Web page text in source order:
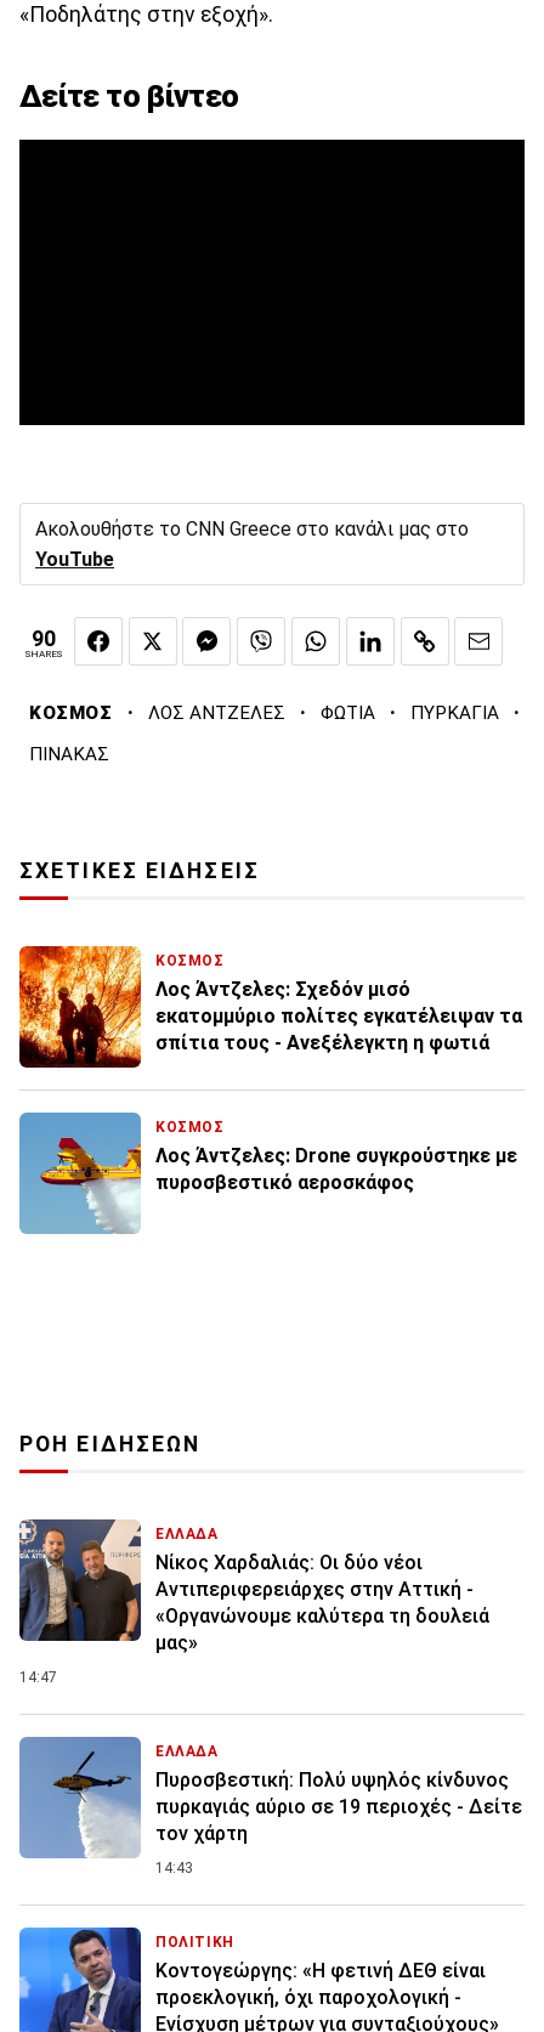
«Ποδηλάτης στην εξοχή».
Δείτε το βίντεο
Ακολουθήστε το CNN Greece στο κανάλι μας στο
YouTube
90
SHARES
ΚΟΣΜΟΣ · ΛΟΣ ΑΝΤΖΕΛΕΣ · ΦΩΤΙΑ · ΠΥΡΚΑΓΙΑ ·
ΠΙΝΑΚΑΣ
ΣΧΕΤΙΚΕΣ ΕΙΔΗΣΕΙΣ
ΚΟΣΜΟΣ
Λος Άντζελες: Σχεδόν μισό
εκατομμύριο πολίτες εγκατέλειψαν τα
σπίτια τους - Ανεξέλεγκτη η φωτιά
ΚΟΣΜΟΣ
Λος Άντζελες: Drone συγκρούστηκε με
πυροσβεστικό αεροσκάφος
ΡΟΗ ΕΙΔΗΣΕΩΝ
ΕΛΛΑΔΑ
Νίκος Χαρδαλιάς: Οι δύο νέοι
Αντιπεριφερειάρχες στην Αττική -
«Οργανώνουμε καλύτερα τη δουλειά
μας»
14:47
ΕΛΛΑΔΑ
Πυροσβεστική: Πολύ υψηλός κίνδυνος
πυρκαγιάς αύριο σε 19 περιοχές - Δείτε
τον χάρτη
14:43
ΠΟΛΙΤΙΚΗ
Κοντογεώργης: «Η φετινή ΔΕΘ είναι
προεκλογική, όχι παροχολογική -
Ενίσχυση μέτρων για συνταξιούχους»